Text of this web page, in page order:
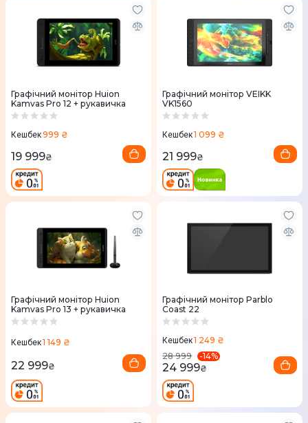
Графічний монітор Huion
Kamvas Pro 12 + рукавичка
Кешбек999 ₴
19 999₴
Графічний монітор VEIKK
VK1560
Кешбек1 099 ₴
21 999₴
Графічний монітор Huion
Kamvas Pro 13 + рукавичка
Кешбек1 149 ₴
22 999₴
Графічний монітор Parblo
Coast 22
Кешбек1 249 ₴
28 999
-14%
24 999₴